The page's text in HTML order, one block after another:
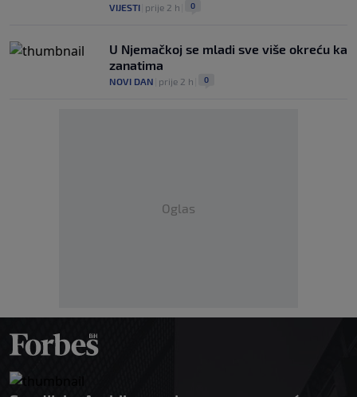
VIJESTI prije 2 h 0
U Njemačkoj se mladi sve više okreću ka
zanatima
NOVI DAN prije 2 h 0
Oglas